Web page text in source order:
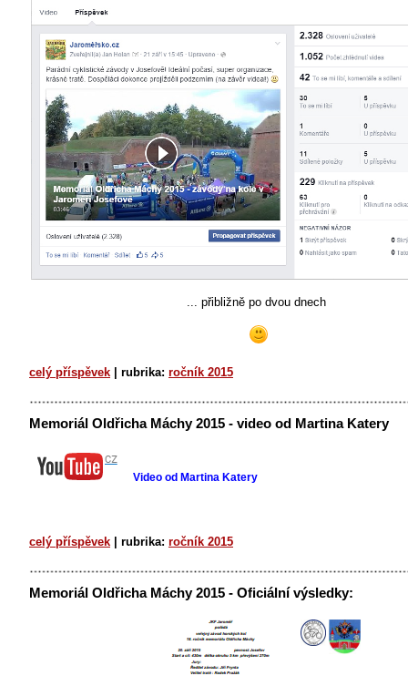
... přibližně po dvou dnech
celý příspěvek rubrika: ročník 2015
Memoriál Oldřicha Máchy 2015 - video od Martina Katery
Video od Martina Katery
celý příspěvek rubrika: ročník 2015
Memoriál Oldřicha Máchy 2015 - Oficiální výsledky: